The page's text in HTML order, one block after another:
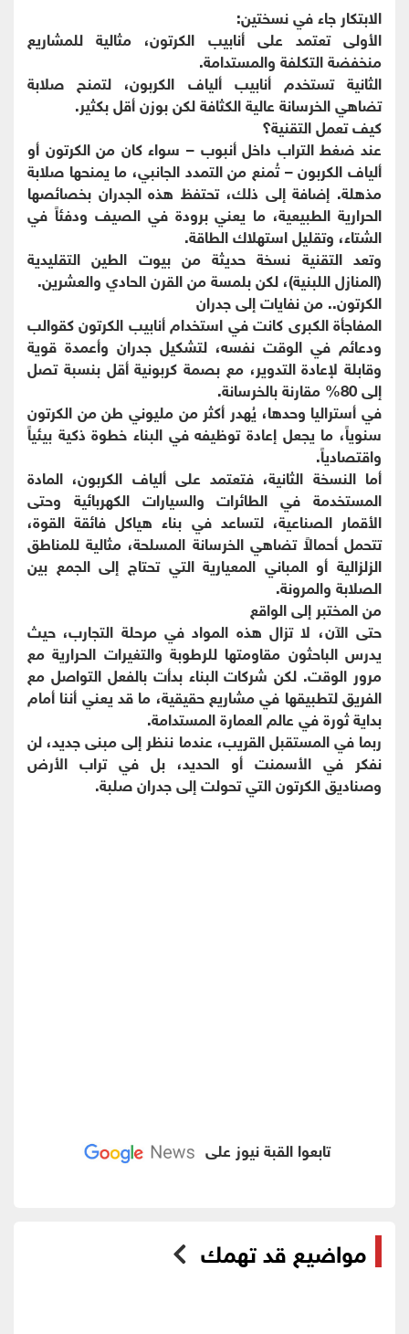
الابتكار جاء في نسختين:
الأولى تعتمد على أنابيب الكرتون، مثالية للمشاريع
منخفضة التكلفة والمستدامة.
الثانية تستخدم أنابيب ألياف الكربون، لتمنح صلابة
تضاهي الخرسانة عالية الكثافة لكن بوزن أقل بكثير.
كيف تعمل التقنية؟
عند ضغط التراب داخل أنبوب – سواء كان من الكرتون أو
ألياف الكربون – تُمنع من التمدد الجانبي، ما يمنحها صلابة
مذهلة. إضافة إلى ذلك، تحتفظ هذه الجدران بخصائصها
الحرارية الطبيعية، ما يعني برودة في الصيف ودفئاً في
الشتاء، وتقليل استهلاك الطاقة.
وتعد التقنية نسخة حديثة من بيوت الطين التقليدية
(المنازل اللبنية)، لكن بلمسة من القرن الحادي والعشرين.
الكرتون.. من نفايات إلى جدران
المفاجأة الكبرى كانت في استخدام أنابيب الكرتون كقوالب
ودعائم في الوقت نفسه، لتشكيل جدران وأعمدة قوية
وقابلة لإعادة التدوير، مع بصمة كربونية أقل بنسبة تصل
إلى 80% مقارنة بالخرسانة.
في أستراليا وحدها، يُهدر أكثر من مليوني طن من الكرتون
سنوياً، ما يجعل إعادة توظيفه في البناء خطوة ذكية بيئياً
واقتصادياً.
أما النسخة الثانية، فتعتمد على ألياف الكربون، المادة
المستخدمة في الطائرات والسيارات الكهربائية وحتى
الأقمار الصناعية، لتساعد في بناء هياكل فائقة القوة،
تتحمل أحمالاً تضاهي الخرسانة المسلحة، مثالية للمناطق
الزلزالية أو المباني المعيارية التي تحتاج إلى الجمع بين
الصلابة والمرونة.
من المختبر إلى الواقع
حتى الآن، لا تزال هذه المواد في مرحلة التجارب، حيث
يدرس الباحثون مقاومتها للرطوبة والتغيرات الحرارية مع
مرور الوقت. لكن شركات البناء بدأت بالفعل التواصل مع
الفريق لتطبيقها في مشاريع حقيقية، ما قد يعني أننا أمام
بداية ثورة في عالم العمارة المستدامة.
ربما في المستقبل القريب، عندما ننظر إلى مبنى جديد، لن
نفكر في الأسمنت أو الحديد، بل في تراب الأرض
وصناديق الكرتون التي تحولت إلى جدران صلبة.
تابعوا القبة نيوز على
مواضيع قد تهمك